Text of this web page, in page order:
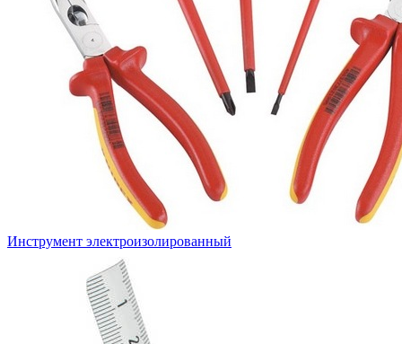
Инструмент электроизолированный